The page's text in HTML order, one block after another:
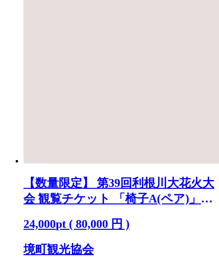
【数量限定】 第39回利根川大花火大
会 観覧チケット 「椅子A(ペア)」
24,000pt ( 80,000 円 )
境町観光協会